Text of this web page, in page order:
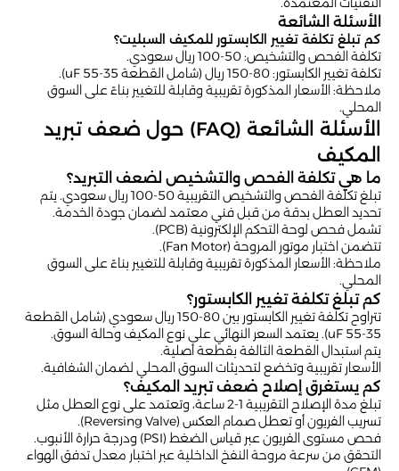
الأسئلة الشائعة
كم تبلغ تكلفة تغيير الكابستور للمكيف السبليت؟
تكلفة الفحص والتشخيص: 50-100 ريال سعودي.
تكلفة تغيير الكابستور: 80-150 ريال (شامل القطعة 35-55 uF).
ملاحظة: الأسعار المذكورة تقريبية وقابلة للتغيير بناءً على السوق
المحلي.
الأسئلة الشائعة (FAQ) حول ضعف تبريد
المكيف
ما هي تكلفة الفحص والتشخيص لضعف التبريد؟
تبلغ تكلفة الفحص والتشخيص التقريبية 50-100 ريال سعودي. يتم
تحديد العطل بدقة من قبل فني معتمد لضمان جودة الخدمة.
تشمل فحص لوحة التحكم الإلكترونية (PCB).
تتضمن اختبار موتور المروحة (Fan Motor).
ملاحظة: الأسعار المذكورة تقريبية وقابلة للتغيير بناءً على السوق
المحلي.
كم تبلغ تكلفة تغيير الكابستور؟
تتراوح تكلفة تغيير الكابستور بين 80-150 ريال سعودي (شامل القطعة
35-55 uF). يعتمد السعر النهائي على نوع المكيف وحالة السوق.
يتم استبدال القطعة التالفة بقطعة أصلية.
الأسعار تقريبية وتخضع لتحديثات السوق المحلي لضمان الشفافية.
كم يستغرق إصلاح ضعف تبريد المكيف؟
تبلغ مدة الإصلاح التقريبية 1-2 ساعة، وتعتمد على نوع العطل مثل
تسريب الفريون أو تعطل صمام العكس (Reversing Valve).
فحص مستوى الفريون عبر قياس الضغط (PSI) ودرجة حرارة الأنبوب.
التحقق من سرعة مروحة النفخ الداخلية عبر اختبار معدل تدفق الهواء